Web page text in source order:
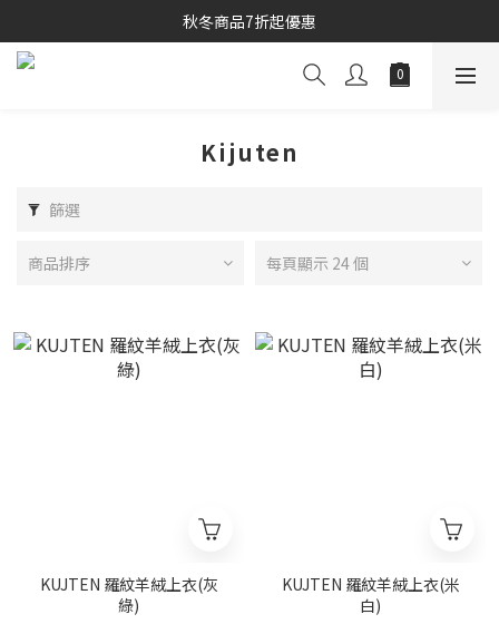
秋冬商品7折起優惠
秋冬商品7折起優惠
線上購物專區 精選 5 折
Kijuten
篩選
商品排序 每頁顯示 24 個
KUJTEN 羅紋羊絨上衣(灰
綠)
KUJTEN 羅紋羊絨上衣(米
白)